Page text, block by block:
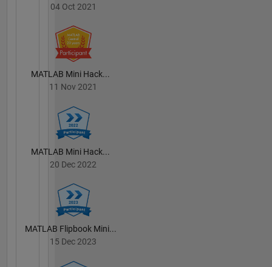
04 Oct 2021
MATLAB Mini Hack...
11 Nov 2021
MATLAB Mini Hack...
20 Dec 2022
MATLAB Flipbook Mini...
15 Dec 2023